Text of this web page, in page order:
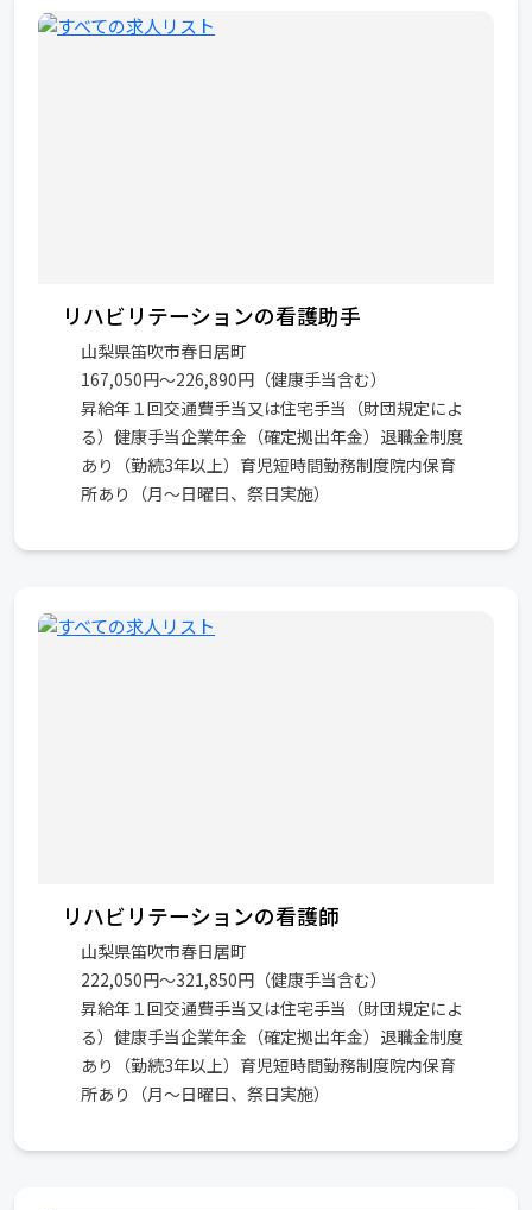
リハビリテーションの看護助手
山梨県笛吹市春日居町
167,050円～226,890円（健康手当含む）
昇給年１回交通費手当又は住宅手当（財団規定によ
る）健康手当企業年金（確定拠出年金）退職金制度
あり（勤続3年以上）育児短時間勤務制度院内保育
所あり（月～日曜日、祭日実施）
リハビリテーションの看護師
山梨県笛吹市春日居町
222,050円～321,850円（健康手当含む）
昇給年１回交通費手当又は住宅手当（財団規定によ
る）健康手当企業年金（確定拠出年金）退職金制度
あり（勤続3年以上）育児短時間勤務制度院内保育
所あり（月～日曜日、祭日実施）